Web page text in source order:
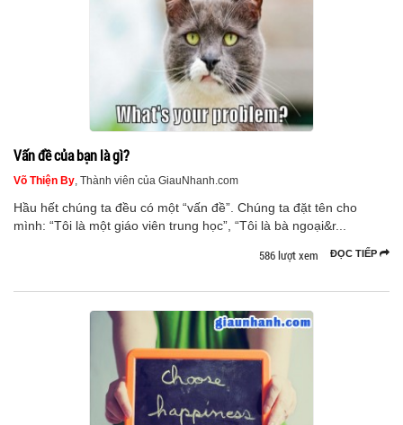
Vấn đề của bạn là gì?
Võ Thiện By, Thành viên của GiauNhanh.com
Hầu hết chúng ta đều có một “vấn đề”. Chúng ta đặt tên cho
mình: “Tôi là một giáo viên trung học”, “Tôi là bà ngoại&r...
ĐỌC TIẾP
586 lượt xem